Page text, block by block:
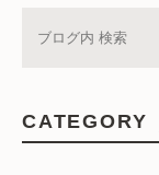
CATEGORY